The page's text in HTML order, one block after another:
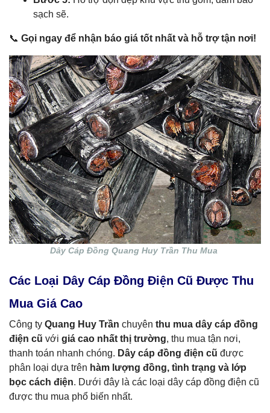
sạch sẽ.
📞 Gọi ngay để nhận báo giá tốt nhất và hỗ trợ tận nơi!
Dây Cáp Đồng Quang Huy Trần Thu Mua
Các Loại Dây Cáp Đồng Điện Cũ Được Thu
Mua Giá Cao
Công ty Quang Huy Trần chuyên thu mua dây cáp đồng
điện cũ với giá cao nhất thị trường, thu mua tận nơi,
thanh toán nhanh chóng. Dây cáp đồng điện cũ được
phân loại dựa trên hàm lượng đồng, tình trạng và lớp
bọc cách điện. Dưới đây là các loại dây cáp đồng điện cũ
được thu mua phổ biến nhất.